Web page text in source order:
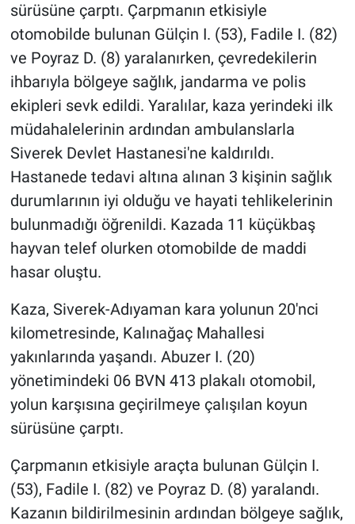
sürüsüne çarptı. Çarpmanın etkisiyle
otomobilde bulunan Gülçin I. (53), Fadile I. (82)
ve Poyraz D. (8) yaralanırken, çevredekilerin
ihbarıyla bölgeye sağlık, jandarma ve polis
ekipleri sevk edildi. Yaralılar, kaza yerindeki ilk
müdahalelerinin ardından ambulanslarla
Siverek Devlet Hastanesi'ne kaldırıldı.
Hastanede tedavi altına alınan 3 kişinin sağlık
durumlarının iyi olduğu ve hayati tehlikelerinin
bulunmadığı öğrenildi. Kazada 11 küçükbaş
hayvan telef olurken otomobilde de maddi
hasar oluştu.
Kaza, Siverek-Adıyaman kara yolunun 20'nci
kilometresinde, Kalınağaç Mahallesi
yakınlarında yaşandı. Abuzer I. (20)
yönetimindeki 06 BVN 413 plakalı otomobil,
yolun karşısına geçirilmeye çalışılan koyun
sürüsüne çarptı.
Çarpmanın etkisiyle araçta bulunan Gülçin I.
(53), Fadile I. (82) ve Poyraz D. (8) yaralandı.
Kazanın bildirilmesinin ardından bölgeye sağlık,